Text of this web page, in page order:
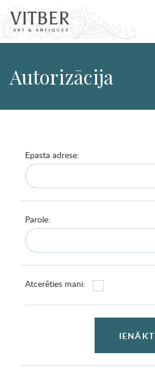
Autorizācija
Epasta adrese:
Parole:
Atcerēties mani:
IENĀKT